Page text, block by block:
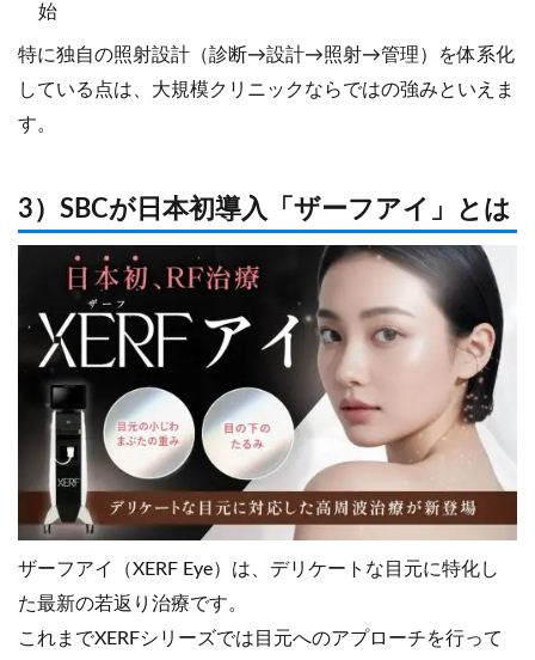
始
特に独自の照射設計（診断→設計→照射→管理）を体系化
している点は、大規模クリニックならではの強みといえま
す。
3）SBCが日本初導入「ザーフアイ」とは
ザーフアイ（XERF Eye）は、デリケートな目元に特化し
た最新の若返り治療です。
これまでXERFシリーズでは目元へのアプローチを行って